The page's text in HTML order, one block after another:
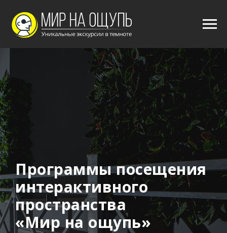
Программы посещения
интерактивного
пространства
«Мир на ощупь»